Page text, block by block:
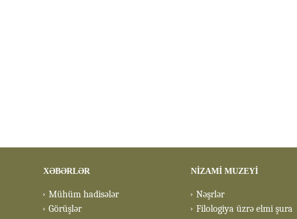
XƏBƏRLƏR
Mühüm hadisələr
Görüşlər
NİZAMİ MUZEYİ
Nəşrlər
Filologiya üzrə elmi şura